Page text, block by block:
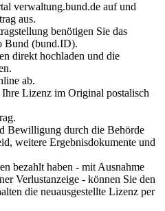
verwaltung.bund.de auf und
aus.
benötigen Sie das
Bund (bund.ID).
direkt hochladen und die
ab.
Ihre Lizenz im Original postalisch
Bewilligung durch die Behörde
weitere Ergebnisdokumente und
bezahlt haben - mit Ausnahme
Verlustanzeige - können Sie den
die neuausgestellte Lizenz per